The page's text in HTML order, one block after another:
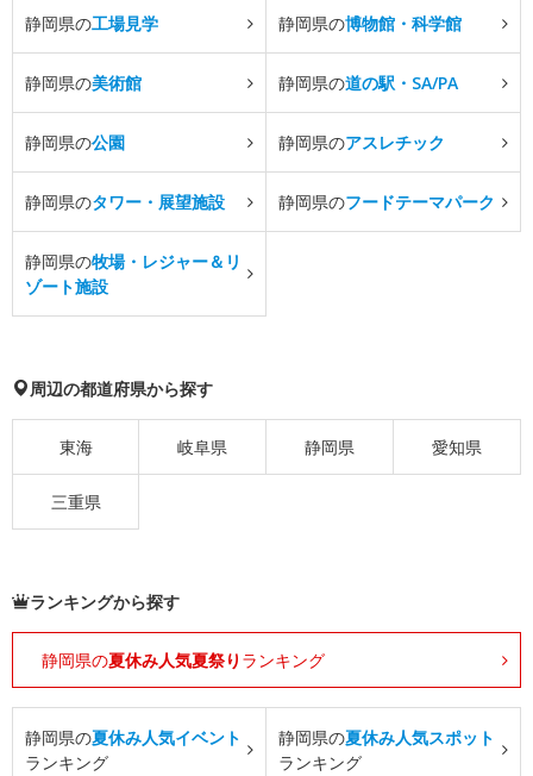
静岡県の工場見学 静岡県の博物館・科学館
静岡県の美術館 静岡県の道の駅・SA/PA
静岡県の公園 静岡県のアスレチック
静岡県のタワー・展望施設 静岡県のフードテーマパーク
静岡県の牧場・レジャー＆リ
ゾート施設
周辺の都道府県から探す
東海 岐阜県 静岡県 愛知県
三重県
ランキングから探す
静岡県の夏休み人気夏祭り ランキング
静岡県の夏休み人気イベント
ランキング
静岡県の夏休み人気スポット
ランキング